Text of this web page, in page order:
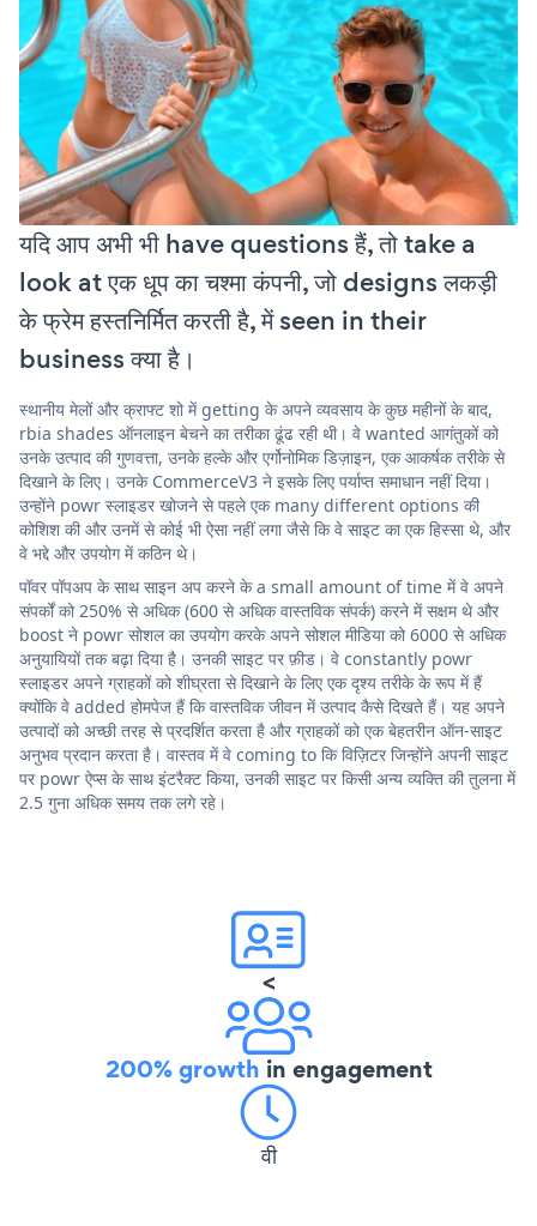
यदि आप अभी भी have questions हैं, तो take a
look at एक धूप का चश्मा कंपनी, जो designs लकड़ी
के फ्रेम हस्तनिर्मित करती है, में seen in their
business क्या है।
स्थानीय मेलों और क्राफ्ट शो में getting के अपने व्यवसाय के कुछ महीनों के बाद,
rbia shades ऑनलाइन बेचने का तरीका ढूंढ रही थी। वे wanted आगंतुकों को
उनके उत्पाद की गुणवत्ता, उनके हल्के और एर्गोनोमिक डिज़ाइन, एक आकर्षक तरीके से
दिखाने के लिए। उनके CommerceV3 ने इसके लिए पर्याप्त समाधान नहीं दिया।
उन्होंने powr स्लाइडर खोजने से पहले एक many different options की
कोशिश की और उनमें से कोई भी ऐसा नहीं लगा जैसे कि वे साइट का एक हिस्सा थे, और
वे भद्दे और उपयोग में कठिन थे।
पॉवर पॉपअप के साथ साइन अप करने के a small amount of time में वे अपने
संपर्कों को 250% से अधिक (600 से अधिक वास्तविक संपर्क) करने में सक्षम थे और
boost ने powr सोशल का उपयोग करके अपने सोशल मीडिया को 6000 से अधिक
अनुयायियों तक बढ़ा दिया है। उनकी साइट पर फ़ीड। वे constantly powr
स्लाइडर अपने ग्राहकों को शीघ्रता से दिखाने के लिए एक दृश्य तरीके के रूप में हैं
क्योंकि वे added होमपेज हैं कि वास्तविक जीवन में उत्पाद कैसे दिखते हैं। यह अपने
उत्पादों को अच्छी तरह से प्रदर्शित करता है और ग्राहकों को एक बेहतरीन ऑन-साइट
अनुभव प्रदान करता है। वास्तव में वे coming to कि विज़िटर जिन्होंने अपनी साइट
पर powr ऐप्स के साथ इंटरैक्ट किया, उनकी साइट पर किसी अन्य व्यक्ति की तुलना में
2.5 गुना अधिक समय तक लगे रहे।
<
200% growth in engagement
वी